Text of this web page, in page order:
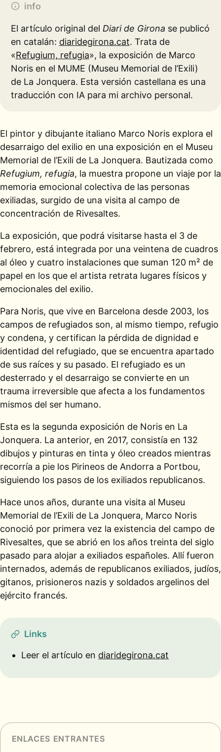
info
El artículo original del Diari de Girona se publicó
en catalán: diaridegirona.cat. Trata de
«Refugium, refugia», la exposición de Marco
Noris en el MUME (Museu Memorial de l’Exili)
de La Jonquera. Esta versión castellana es una
traducción con IA para mi archivo personal.
El pintor y dibujante italiano Marco Noris explora el
desarraigo del exilio en una exposición en el Museu
Memorial de l’Exili de La Jonquera. Bautizada como
Refugium, refugia, la muestra propone un viaje por la
memoria emocional colectiva de las personas
exiliadas, surgido de una visita al campo de
concentración de Rivesaltes.
La exposición, que podrá visitarse hasta el 3 de
febrero, está integrada por una veintena de cuadros
al óleo y cuatro instalaciones que suman 120 m² de
papel en los que el artista retrata lugares físicos y
emocionales del exilio.
Para Noris, que vive en Barcelona desde 2003, los
campos de refugiados son, al mismo tiempo, refugio
y condena, y certifican la pérdida de dignidad e
identidad del refugiado, que se encuentra apartado
de sus raíces y su pasado. El refugiado es un
desterrado y el desarraigo se convierte en un
trauma irreversible que afecta a los fundamentos
mismos del ser humano.
Esta es la segunda exposición de Noris en La
Jonquera. La anterior, en 2017, consistía en 132
dibujos y pinturas en tinta y óleo creados mientras
recorría a pie los Pirineos de Andorra a Portbou,
siguiendo los pasos de los exiliados republicanos.
Hace unos años, durante una visita al Museu
Memorial de l’Exili de La Jonquera, Marco Noris
conoció por primera vez la existencia del campo de
Rivesaltes, que se abrió en los años treinta del siglo
pasado para alojar a exiliados españoles. Allí fueron
internados, además de republicanos exiliados, judíos,
gitanos, prisioneros nazis y soldados argelinos del
ejército francés.
Links
Leer el artículo en diaridegirona.cat
ENLACES ENTRANTES